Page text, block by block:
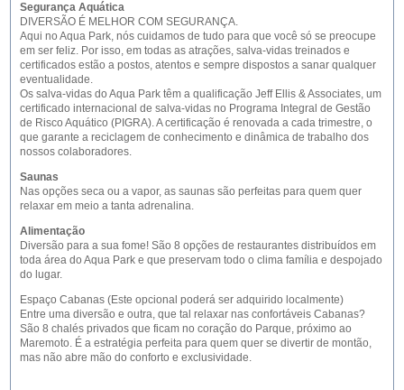
Segurança Aquática
DIVERSÃO É MELHOR COM SEGURANÇA.
Aqui no Aqua Park, nós cuidamos de tudo para que você só se preocupe
em ser feliz. Por isso, em todas as atrações, salva-vidas treinados e
certificados estão a postos, atentos e sempre dispostos a sanar qualquer
eventualidade.
Os salva-vidas do Aqua Park têm a qualificação Jeff Ellis & Associates, um
certificado internacional de salva-vidas no Programa Integral de Gestão
de Risco Aquático (PIGRA). A certificação é renovada a cada trimestre, o
que garante a reciclagem de conhecimento e dinâmica de trabalho dos
nossos colaboradores.
Saunas
Nas opções seca ou a vapor, as saunas são perfeitas para quem quer
relaxar em meio a tanta adrenalina.
Alimentação
Diversão para a sua fome! São 8 opções de restaurantes distribuídos em
toda área do Aqua Park e que preservam todo o clima família e despojado
do lugar.
Espaço Cabanas (Este opcional poderá ser adquirido localmente)
Entre uma diversão e outra, que tal relaxar nas confortáveis Cabanas?
São 8 chalés privados que ficam no coração do Parque, próximo ao
Maremoto. É a estratégia perfeita para quem quer se divertir de montão,
mas não abre mão do conforto e exclusividade.